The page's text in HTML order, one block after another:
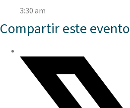
3:30 am
Compartir este evento